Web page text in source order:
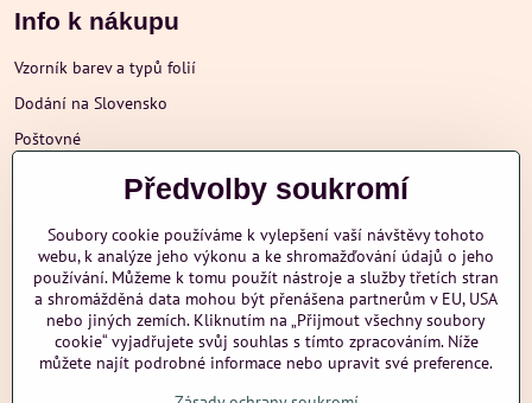
Info k nákupu
Vzorník barev a typů folií
Dodání na Slovensko
Poštovné
Obchodní podmínky
Ochrana osobních údajů
Další informace
Předvolby soukromí
Soubory cookie používáme k vylepšení vaší návštěvy tohoto
webu, k analýze jeho výkonu a ke shromažďování údajů o jeho
používání. Můžeme k tomu použít nástroje a služby třetích stran
a shromážděná data mohou být přenášena partnerům v EU, USA
nebo jiných zemích. Kliknutím na „Přijmout všechny soubory
cookie“ vyjadřujete svůj souhlas s tímto zpracováním. Níže
můžete najít podrobné informace nebo upravit své preference.